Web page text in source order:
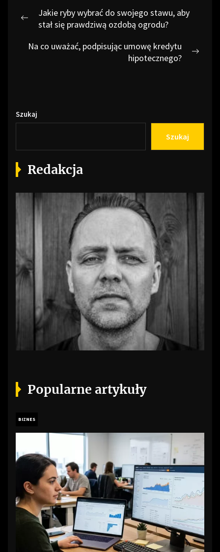
Nawigacja
wpisu
Previous
Jakie ryby wybrać do swojego stawu, aby
stał się prawdziwą ozdobą ogrodu?
Na co uważać, podpisując umowę kredytu
hipotecznego?
Szukaj
Szukaj
Redakcja
Popularne artykuły
BIZNES